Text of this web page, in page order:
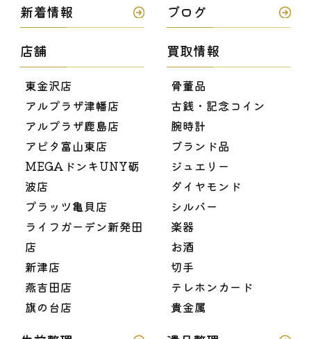
新着情報 ブログ
店舗
東金沢店
アルプラザ津幡店
アルプラザ鹿島店
アピタ富山東店
MEGAドンキUNY砺
波店
プラッツ亀貝店
ライフガーデン新発田
店
新津店
燕吉田店
旗の台店
買取情報
骨董品
古銭・記念コイン
腕時計
ブランド品
ジュエリー
ダイヤモンド
シルバー
楽器
お酒
切手
テレホンカード
貴金属